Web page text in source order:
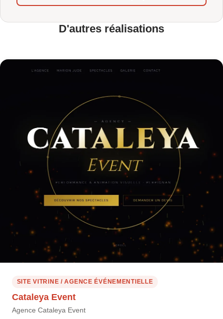
D'autres réalisations
SITE VITRINE / AGENCE ÉVÉNEMENTIELLE
Cataleya Event
Agence Cataleya Event